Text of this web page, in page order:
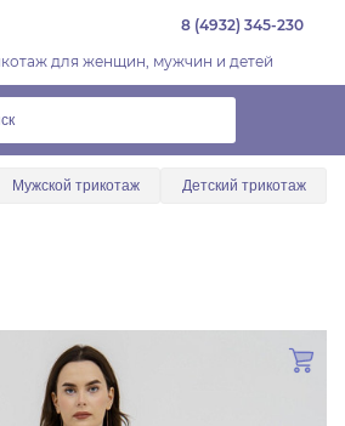
8 (4932) 345-230
для женщин, мужчин и детей
Мужской трикотаж Детский трикотаж